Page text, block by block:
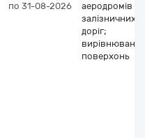
по 31-08-2026
аеродромів і
залізничних
доріг;
вирівнювання
поверхонь